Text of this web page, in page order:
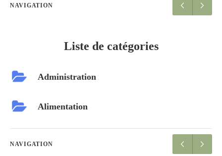
NAVIGATION
Liste de catégories
Administration
Alimentation
NAVIGATION